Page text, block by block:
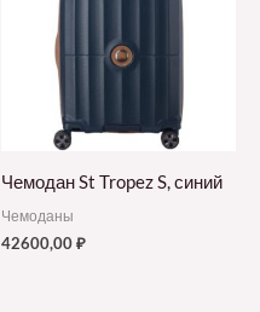
Чемодан St Tropez S, синий
Чемоданы
42600,00₽